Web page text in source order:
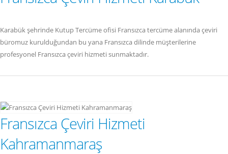
Karabük şehrinde Kutup Tercüme ofisi Fransızca tercüme alanında çeviri
büromuz kurulduğundan bu yana Fransızca dilinde müşterilerine
profesyonel Fransızca çeviri hizmeti sunmaktadır.
Fransızca Çeviri Hizmeti
Kahramanmaraş